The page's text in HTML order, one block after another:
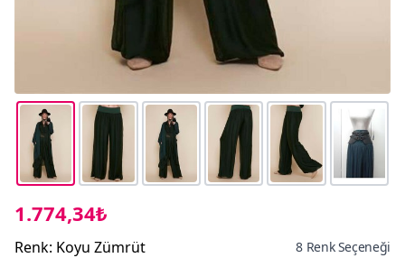
1.774,34₺
Renk: Koyu Zümrüt 8 Renk Seçeneği